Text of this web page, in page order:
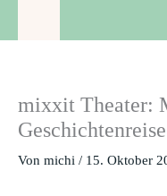
mixxit Theater:
Geschichtenreise
Von michi / 15. Oktober